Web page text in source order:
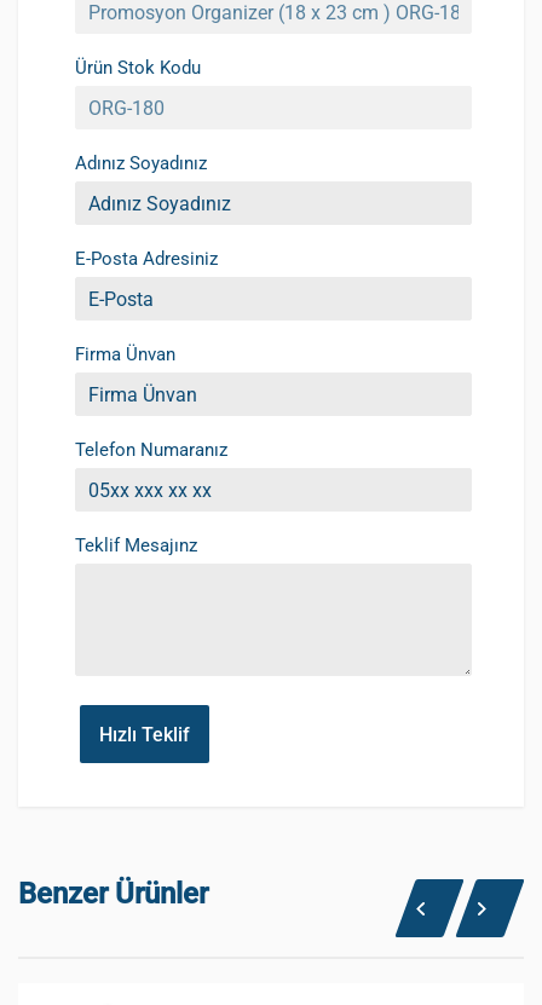
Ürün Stok Kodu
Adınız Soyadınız
E-Posta Adresiniz
Firma Ünvan
Telefon Numaranız
Teklif Mesajınz
Hızlı Teklif
Benzer Ürünler